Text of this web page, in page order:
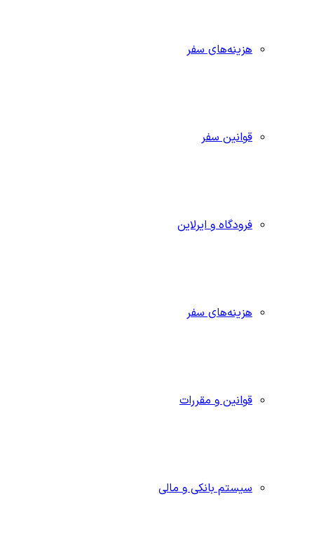
هزینه‌های سفر
قوانین سفر
فرودگاه و ایرلاین
هزینه‌های سفر
قوانین و مقررات
سیستم بانکی و مالی